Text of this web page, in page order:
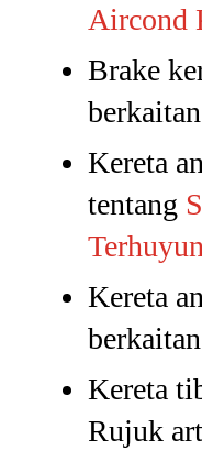
Aircond
Brake
berkaitan
Kereta
tentang
Kereta
berkaitan
Kereta
Rujuk